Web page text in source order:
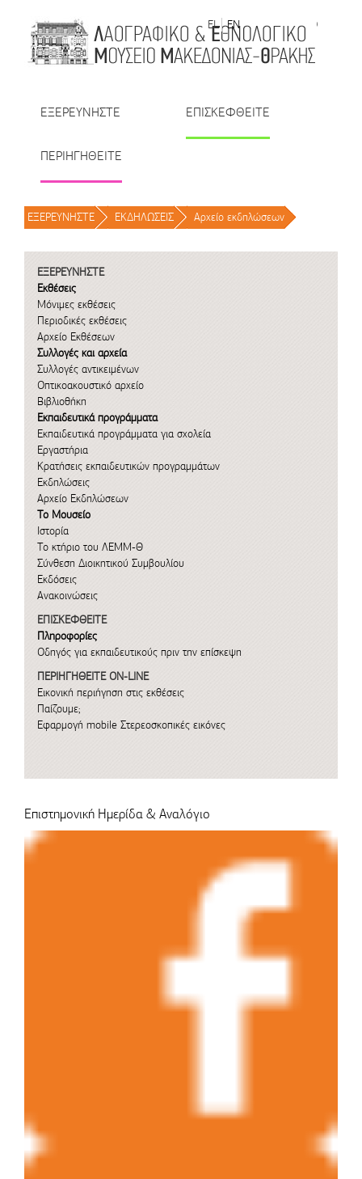
EL
EN | TR | BU | RO
ΕΞΕΡΕΥΝΗΣΤΕ ΕΠΙΣΚΕΦΘΕΙΤΕ
ΠΕΡΙΗΓΗΘΕΙΤΕ
ΕΞΕΡΕΥΝΗΣΤΕ / ΕΚΔΗΛΩΣΕΙΣ / Αρχείο εκδηλώσεων /
ΕΞΕΡΕΥΝΗΣΤΕ
Εκθέσεις
Μόνιμες εκθέσεις
Περιοδικές εκθέσεις
Αρχείο Εκθέσεων
Συλλογές και αρχεία
Συλλογές αντικειμένων
Οπτικοακουστικό αρχείο
Βιβλιοθήκη
Εκπαιδευτικά προγράμματα
Εκπαιδευτικά προγράμματα για σχολεία
Εργαστήρια
Κρατήσεις εκπαιδευτικών προγραμμάτων
Εκδηλώσεις
Αρχείο Εκδηλώσεων
Το Μουσείο
Ιστορία
Το κτήριο του ΛΕΜΜ-Θ
Σύνθεση Διοικητικού Συμβουλίου
Εκδόσεις
Ανακοινώσεις
ΕΠΙΣΚΕΦΘΕΙΤΕ
Πληροφορίες
Οδηγός για εκπαιδευτικούς πριν την επίσκεψη
ΠΕΡΙΗΓΗΘΕΙΤΕ ON-LINE
Εικονική περιήγηση στις εκθέσεις
Παίζουμε;
Εφαρμογή mobile Στερεοσκοπικές εικόνες
Επιστημονική Ημερίδα & Αναλόγιο